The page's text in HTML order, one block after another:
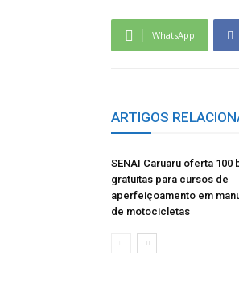
WhatsApp
ARTIGOS
SENAI Caruaru oferta 100
gratuitas para cursos de
aperfeiçoamento em
de motocicletas